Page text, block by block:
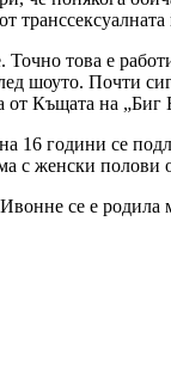
това е
шоуто. Почти
от Къщата на „Биг
16 години се
с женски полови
се е родила